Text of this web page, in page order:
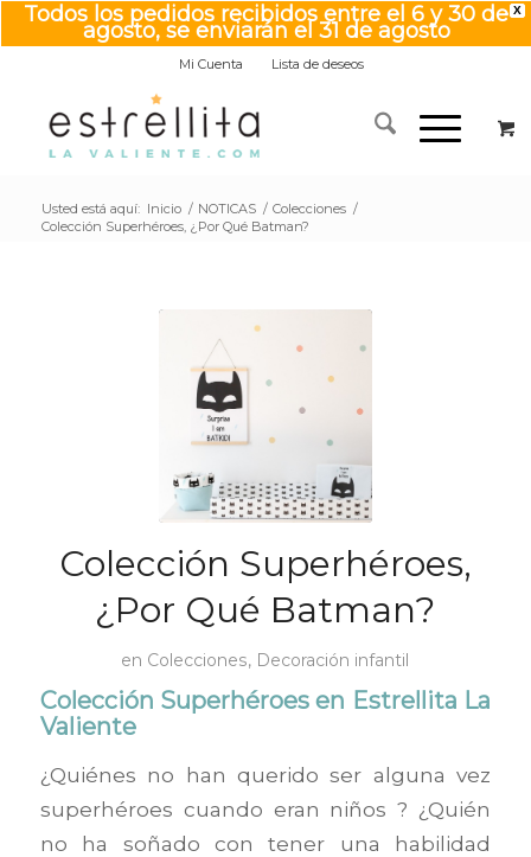
X
Todos los pedidos recibidos entre el 6 y 30 de
agosto, se enviarán el 31 de agosto
Mi Cuenta Lista de deseos
Usted está aquí: Inicio / NOTICAS / Colecciones /
Colección Superhéroes, ¿Por Qué Batman?
Colección Superhéroes,
¿Por Qué Batman?
en Colecciones, Decoración infantil
Colección Superhéroes en Estrellita La
Valiente
¿Quiénes no han querido ser alguna vez
superhéroes cuando eran niños ? ¿Quién
no ha soñado con tener una habilidad